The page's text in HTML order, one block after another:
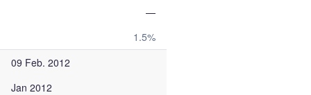
—
1.5%
09 Feb. 2012
Jan 2012